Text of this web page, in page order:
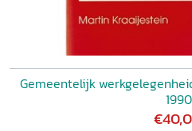
Gemeentelijk
1990